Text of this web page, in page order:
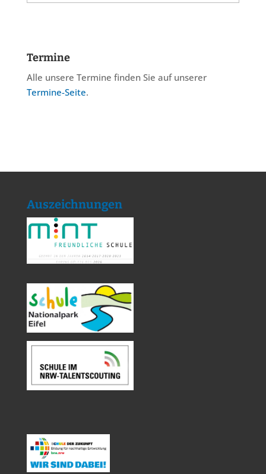
Termine
Alle unsere Termine finden Sie auf unserer
Termine-Seite.
Auszeichnungen